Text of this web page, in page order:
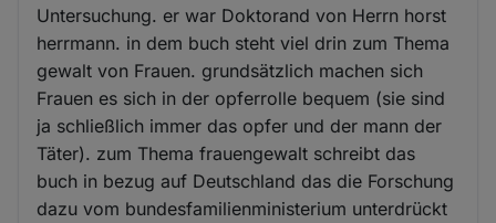
Untersuchung. er war Doktorand von Herrn horst
herrmann. in dem buch steht viel drin zum Thema
gewalt von Frauen. grundsätzlich machen sich
Frauen es sich in der opferrolle bequem (sie sind
ja schließlich immer das opfer und der mann der
Täter). zum Thema frauengewalt schreibt das
buch in bezug auf Deutschland das die Forschung
dazu vom bundesfamilienministerium unterdrückt